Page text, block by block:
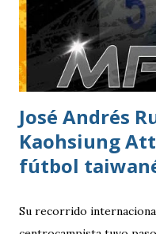
José Andrés
Kaohsiung
fútbol
Su recorrido